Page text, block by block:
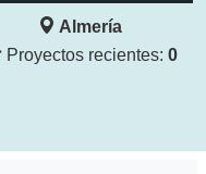
Almería
Proyectos recientes: 0